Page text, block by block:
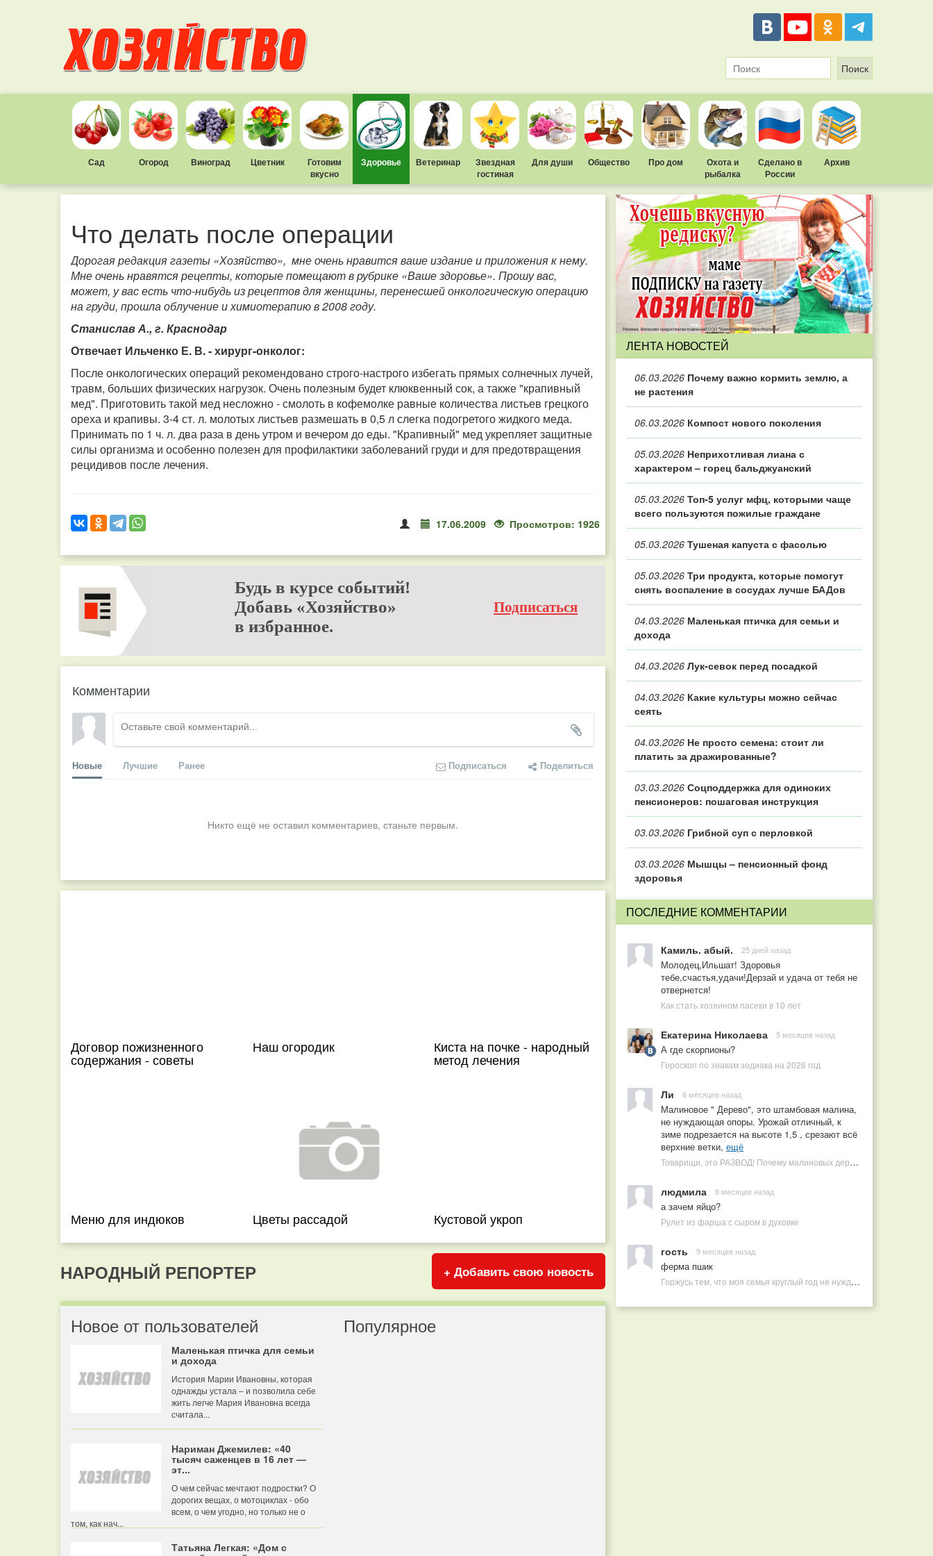
Сад Огород Виноград Цветник
Готовим
вкусно
Здоровье Ветеринар
Звездная
гостиная
Для души Общество Про дом
Охота и
рыбалка
Сделано в
России
Архив
Что делать после операции
Дорогая редакция газеты «Хозяйство», мне очень нравится ваше издание и приложения к нему.
Мне очень нравятся рецепты, которые помещают в рубрике «Ваше здоровье». Прошу вас,
может, у вас есть что-нибудь из рецептов для женщины, перенесшей онкологическую операцию
на груди, прошла облучение и химиотерапию в 2008 году.
Станислав А., г. Краснодар
Отвечает Ильченко Е. В. - хирург-онколог:
После онкологических операций рекомендовано строго-настрого избегать прямых солнечных лучей,
травм, больших физических нагрузок. Очень полезным будет клюквенный сок, а также "крапивный
мед". Приготовить такой мед несложно - смолоть в кофемолке равные количества листьев грецкого
ореха и крапивы. 3-4 ст. л. молотых листьев размешать в 0,5 л слегка подогретого жидкого меда.
Принимать по 1 ч. л. два раза в день утром и вечером до еды. "Крапивный" мед укрепляет защитные
силы организма и особенно полезен для профилактики заболеваний груди и для предотвращения
рецидивов после лечения.
17.06.2009 Просмотров: 1926
Будь в курсе событий!
Добавь «Хозяйство»
в избранное.
Подписаться
Комментарии
Новые Лучшие Ранее Подписаться Поделиться
Никто ещё не оставил комментариев, станьте первым.
Договор пожизненного
содержания - советы
Наш огородик Киста на почке - народный
метод лечения
Меню для индюков Цветы рассадой Кустовой укроп
НАРОДНЫЙ РЕПОРТЕР + Добавить свою новость
Новое от пользователей
Маленькая птичка для семьи
и дохода
История Марии Ивановны, которая
однажды устала – и позволила себе
жить легче Мария Ивановна всегда
считала...
Нариман Джемилев: «40
тысяч саженцев в 16 лет —
эт...
О чем сейчас мечтают подростки? О
дорогих вещах, о мотоциклах - обо
всем, о чем угодно, но только не о
том, как нач...
Татьяна Легкая: «Дом с
Популярное
ЛЕНТА НОВОСТЕЙ
06.03.2026 Почему важно кормить землю, а
не растения
06.03.2026 Компост нового поколения
05.03.2026 Неприхотливая лиана с
характером – горец бальджуанский
05.03.2026 Топ‑5 услуг мфц, которыми чаще
всего пользуются пожилые граждане
05.03.2026 Тушеная капуста с фасолью
05.03.2026 Три продукта, которые помогут
снять воспаление в сосудах лучше БАДов
04.03.2026 Маленькая птичка для семьи и
дохода
04.03.2026 Лук-севок перед посадкой
04.03.2026 Какие культуры можно сейчас
сеять
04.03.2026 Не просто семена: стоит ли
платить за дражированные?
03.03.2026 Соцподдержка для одиноких
пенсионеров: пошаговая инструкция
03.03.2026 Грибной суп с перловкой
03.03.2026 Мышцы – пенсионный фонд
здоровья
ПОСЛЕДНИЕ КОММЕНТАРИИ
Камиль. абый. 25 дней назад
Молодец,Ильшат! Здоровья
тебе,счастья,удачи!Дерзай и удача от тебя не
отвернется!
Как стать хозяином пасеки в 10 лет
Екатерина Николаева 5 месяцев назад
А где скорпионы?
Гороскоп по знакам зодиака на 2026 год
Ли 6 месяцев назад
Малиновое " Дерево", это штамбовая малина,
не нуждающая опоры. Урожай отличный, к
зиме подрезается на высоте 1,5 , срезают всё
верхние ветки, ещё
Товарищи, это РАЗВОД! Почему малиновых деревьев не бывает, или Как ушлые продавцы наживаются на мечтах садоводов
людмила 8 месяцев назад
а зачем яйцо?
Рулет из фарша с сыром в духовке
гость 9 месяцев назад
ферма пшик
Горжусь тем, что моя семья круглый год не нуждается в покупных витаминах